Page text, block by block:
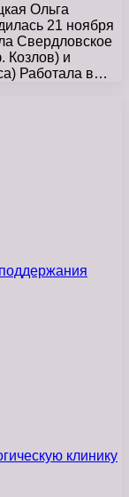
Ольга
21 ноября
Свердловское
Козлов) и
Работала в…
клинику